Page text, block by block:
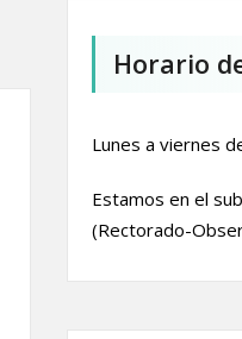
Horario
Lunes a viernes
Estamos en el
(Rectorado-